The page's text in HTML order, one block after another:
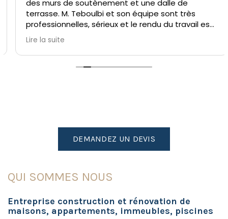
des murs de soutènement et une dalle de
terrasse. M. Teboulbi et son équipe sont très
professionnelles, sérieux et le rendu du travail est
superbe. Un grand merci à toute l'équipe. Je
recommende sans hésitation!
Lire la suite
DEMANDEZ UN DEVIS
QUI SOMMES NOUS
Entreprise construction et rénovation de
maisons, appartements, immeubles, piscines